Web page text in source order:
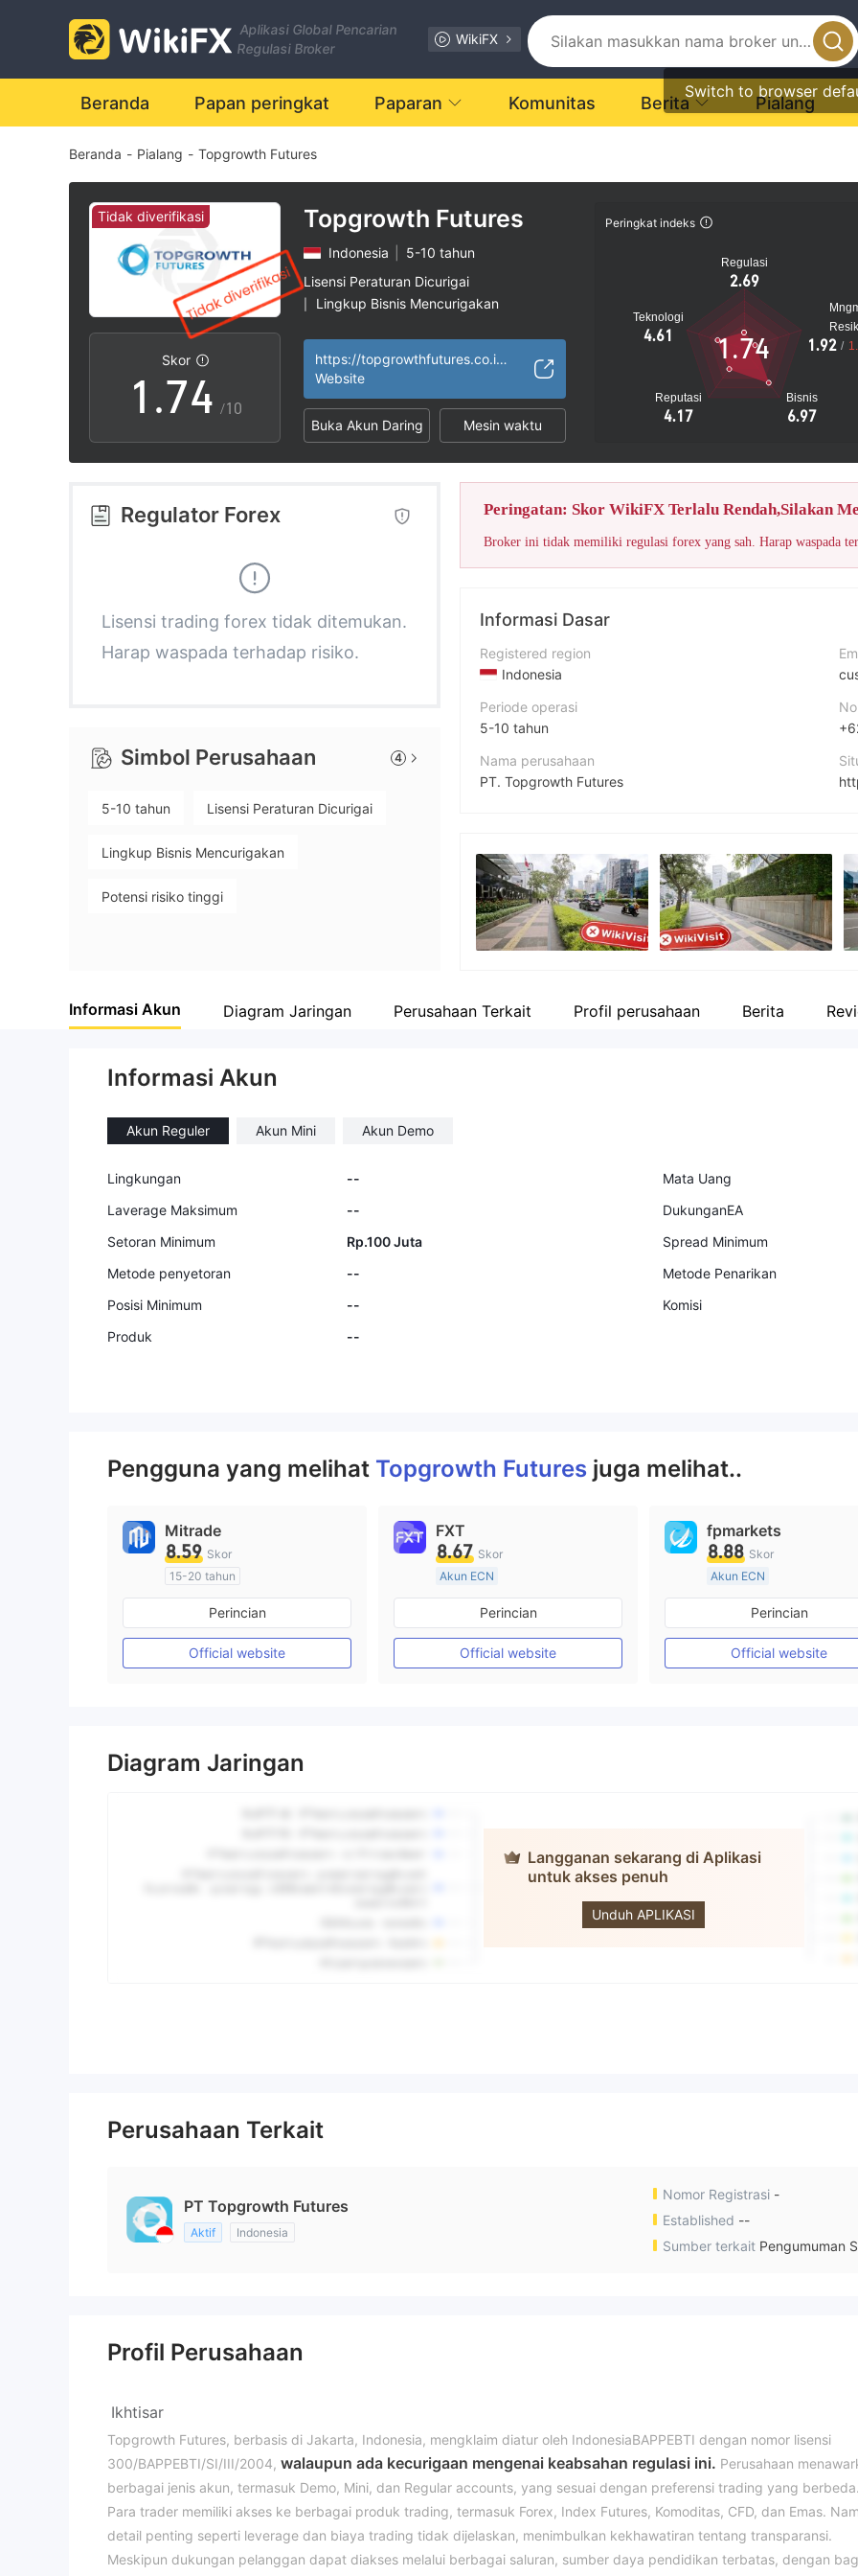
Aplikasi Global Pencarian
Regulasi Broker
WikiFX
Switch to browser
Beranda Papan peringkat Paparan Komunitas Berita Pialang
Beranda - Pialang - Topgrowth Futures
Tidak diverifikasi
Skor
0
1
2
3
5
6
9
.
1
2
3
4
5
6
7
8
9
0
1
2
3
4
5
6
8
9
/10
Topgrowth Futures
Indonesia
5-10 tahun
Lisensi Peraturan Dicurigai
Lingkup Bisnis Mencurigakan
https://topgrowthfutures.co.id/
Website
Buka Akun Daring Mesin waktu
Peringkat indeks
Regulasi
2.69
Teknologi
4.61
Reputasi
4.17
Bisnis
6.97
1.92 /
1.74
Regulator Forex
Lisensi trading forex tidak ditemukan.
Harap waspada terhadap risiko.
Simbol Perusahaan 4
5-10 tahun Lisensi Peraturan Dicurigai
Lingkup Bisnis Mencurigakan
Potensi risiko tinggi
Peringatan: Skor WikiFX Terlalu Rendah,Silakan
Broker ini tidak memiliki regulasi forex yang sah. Harap waspada
Informasi Dasar
Registered region
Indonesia
Periode operasi
5-10 tahun
Nama perusahaan
PT. Topgrowth Futures
Karyawan perusahaan
--
Informasi Akun Diagram Jaringan Perusahaan Terkait Profil perusahaan Berita
Informasi Akun
Akun Reguler Akun Mini Akun Demo
Lingkungan --
Mata Uang
Laverage Maksimum
--
DukunganEA
Setoran Minimum
Rp.100 Juta
Spread Minimum
Metode penyetoran
--
Metode Penarikan
Posisi Minimum
--
Komisi
Produk
--
Pengguna yang melihat Topgrowth Futures juga melihat..
Mitrade
8.59 Skor
15-20 tahun
Diatur di Australia
Market Maker (MM)
Penelitian mandiri
Perincian
Official website
FXT
8.67 Skor
Akun ECN
Lebih dari 20 tahun
Diatur di Australia
Market Maker (MM)
Lisensi Penuh MT4
Perincian
Official website
fpmarkets
8.88 Skor
Akun ECN
Lebih dari 20 tahun
Diatur di Australia
Market Maker (MM)
Lisensi Penuh MT4
Perincian
Official website
Diagram Jaringan
Langganan sekarang di Aplikasi
untuk akses penuh
Unduh APLIKASI
Topgrowth
Futures
Perusahaan Terkait
PT Topgrowth Futures
Aktif Indonesia
Nomor Registrasi -
Established --
Sumber terkait Pengumuman
Profil Perusahaan
Ikhtisar
Topgrowth Futures, berbasis di Jakarta, Indonesia, mengklaim diatur oleh IndonesiaBAPPEBTI dengan nomor lisensi
300/BAPPEBTI/SI/III/2004, walaupun ada kecurigaan mengenai keabsahan regulasi ini. Perusahaan
berbagai jenis akun, termasuk Demo, Mini, dan Regular accounts, yang sesuai dengan preferensi trading yang
Para trader memiliki akses ke berbagai produk trading, termasuk Forex, Index Futures, Komoditas, CFD, dan Emas.
detail penting seperti leverage dan biaya trading tidak dijelaskan, menimbulkan kekhawatiran tentang transparansi.
Meskipun dukungan pelanggan dapat diakses melalui berbagai saluran, sumber daya pendidikan terbatas, dengan